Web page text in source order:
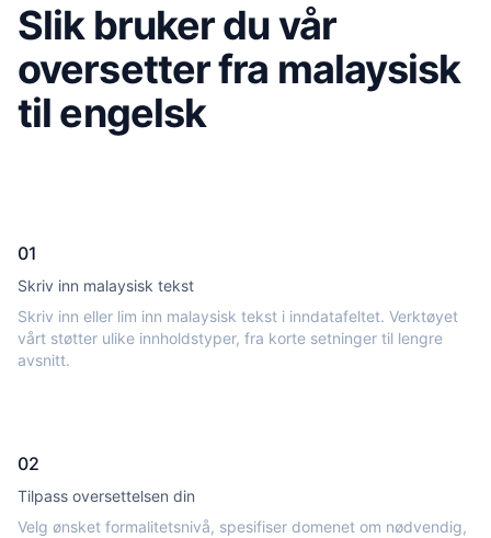
Slik bruker du vår
oversetter fra malaysisk
til engelsk
01
Skriv inn malaysisk tekst
Skriv inn eller lim inn malaysisk tekst i inndatafeltet. Verktøyet
vårt støtter ulike innholdstyper, fra korte setninger til lengre
avsnitt.
02
Tilpass oversettelsen din
Velg ønsket formalitetsnivå, spesifiser domenet om nødvendig,